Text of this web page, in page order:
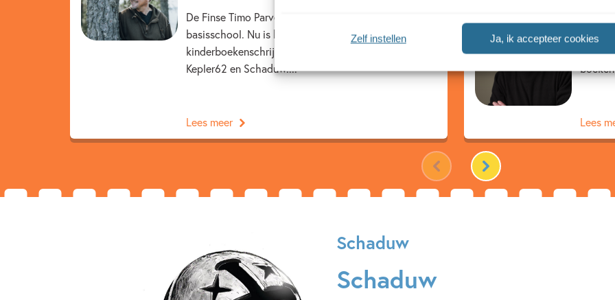
Ja, ik accepteer cookies
Zelf instellen
De Finse Timo Parvela was vroeger meester op een
basisschool. Nu is hij al bijna dertig jaar
kinderboekenschrijver. Hij schreef de populaire series
Kepler62 en Schaduw....
Lees meer Lees
Schaduw
Schaduw